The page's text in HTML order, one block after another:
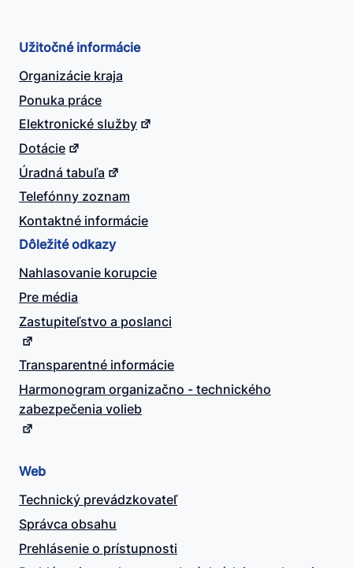
Užitočné informácie
Organizácie kraja
Ponuka práce
Elektronické služby
Dotácie
Úradná tabuľa
Telefónny zoznam
Kontaktné informácie
Dôležité odkazy
Nahlasovanie korupcie
Pre média
Zastupiteľstvo a poslanci
Transparentné informácie
Harmonogram organizačno - technického
zabezpečenia volieb
Web
Technický prevádzkovateľ
Správca obsahu
Prehlásenie o prístupnosti